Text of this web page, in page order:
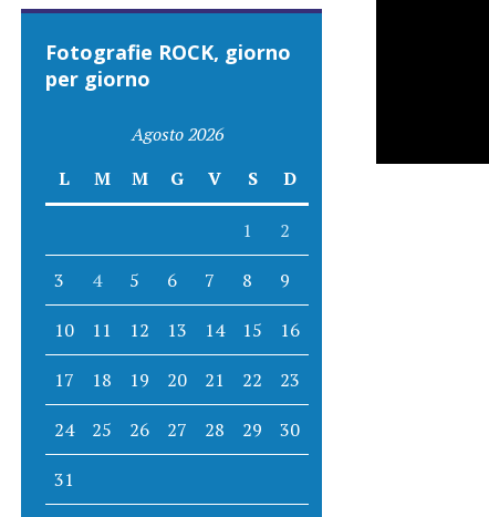
Fotografie ROCK, giorno
per giorno
Agosto 2026
L
M M G V S D
1 2
3 4 5 6 7 8 9
10 11 12 13 14 15 16
17 18 19 20 21 22 23
24 25 26 27 28 29 30
31